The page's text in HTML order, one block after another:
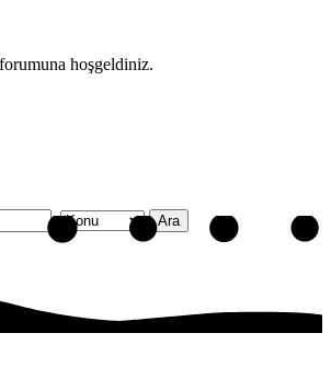
forumuna hoşgeldiniz.